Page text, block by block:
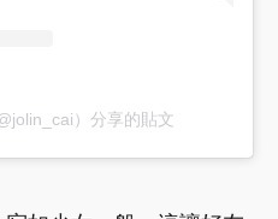
）分享的貼文